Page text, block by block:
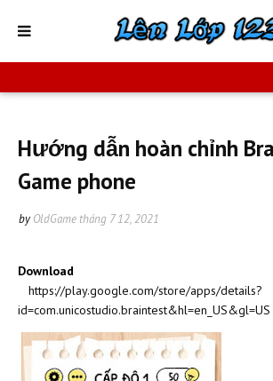
Hướng dẫn hoàn chỉnh
Game phone
by OldGame tháng 7 12, 2021
Download
https://play.google.com/store/apps/details?
id=com.unicostudio.braintest&hl=en_US&gl=US